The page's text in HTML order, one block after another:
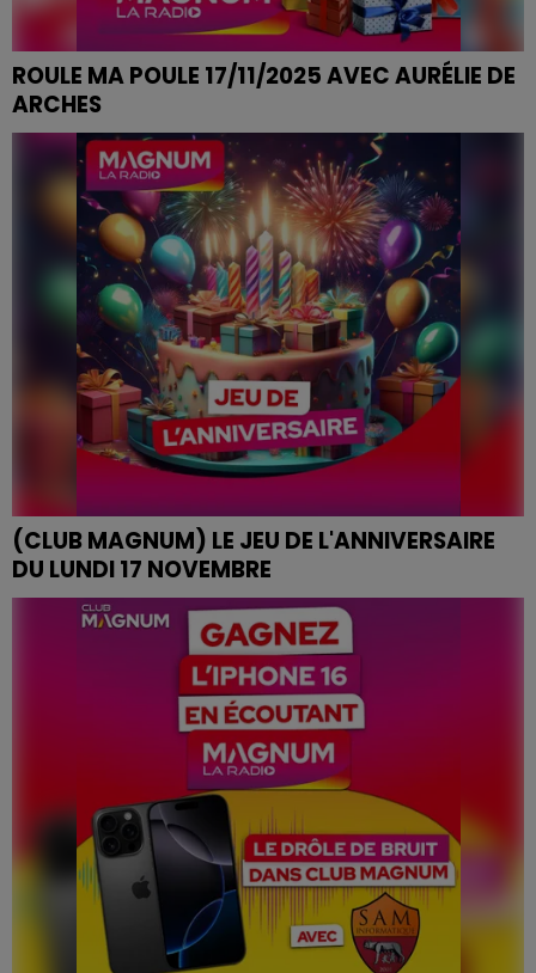
ROULE MA POULE 17/11/2025 AVEC AURÉLIE DE
ARCHES
ROULE MA POULE 17/11/2025
(CLUB MAGNUM) LE JEU DE L'ANNIVERSAIRE
DU LUNDI 17 NOVEMBRE
JEU DE L'ANNIVERSAIRE DU LUNDI 17 NOVEMBRE